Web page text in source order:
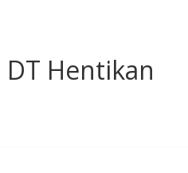
DT Hentikan